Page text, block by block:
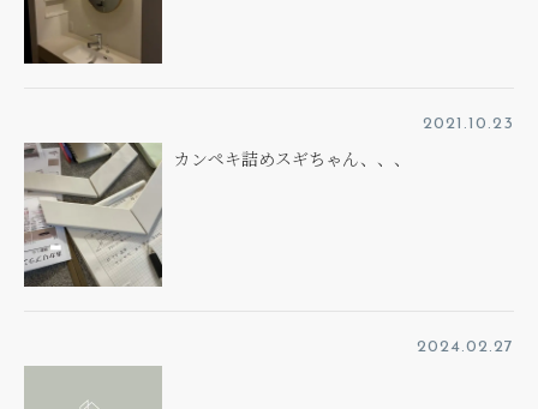
2021.10.23
カンペキ詰めスギちゃん、、、
2024.02.27